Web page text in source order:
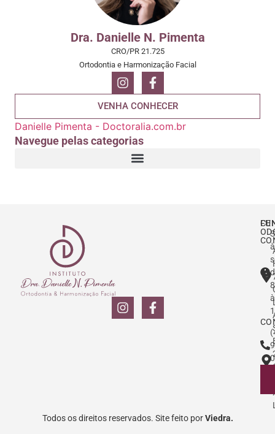
Dra. Danielle N. Pimenta
CRO/PR 21.725
Ortodontia e Harmonização Facial
VENHA CONHECER
Danielle Pimenta - Doctoralia.com.br
Navegue pelas categorias
à
Todos os direitos reservados. Site feito porViedra.